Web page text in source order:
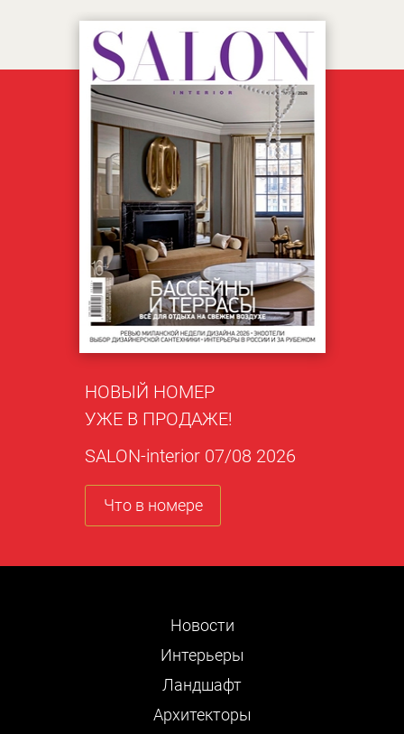
НОВЫЙ НОМЕР
УЖЕ В ПРОДАЖЕ!
SALON-interior 07/08 2026
Что в номере
Новости
Интерьеры
Ландшафт
Архитекторы